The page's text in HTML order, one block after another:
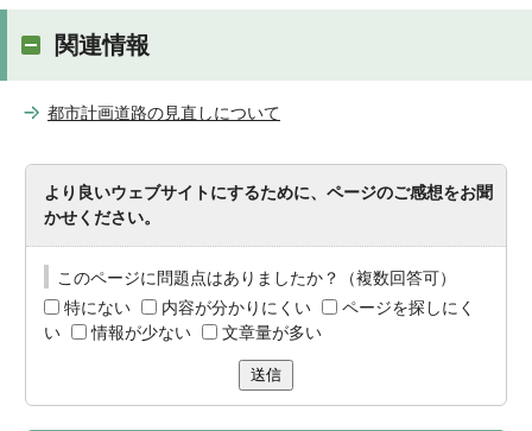
関連情報
都市計画道路の見直しについて
より良いウェブサイトにするために、ページのご感想をお聞
かせください。
このページに問題点はありましたか？（複数回答可）
特にない
内容が分かりにくい
ページを探しにく
い
情報が少ない 文章量が多い
送信